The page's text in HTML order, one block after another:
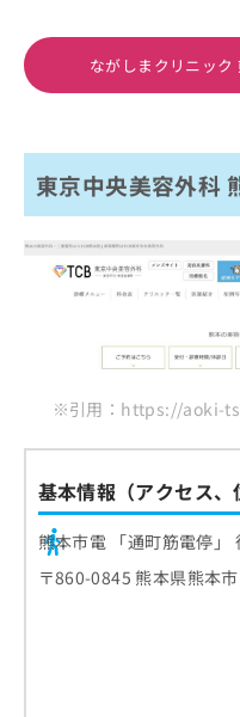
ながしまクリニック
東京中央美容外科
※引用：https://aoki-
基本情報（アクセス、
熊本市電 「通町筋電停」
〒860-0845 熊本県熊本